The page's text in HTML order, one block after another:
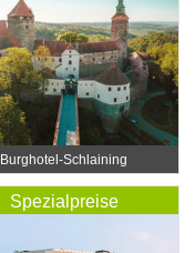
Burghotel-Schlaining
Spezialpreise